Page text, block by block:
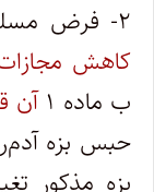
۲- فرض مسلم این است که با تصویب
کاهش
ب ماده ۱
آن
حبس بزه
بزه مذکور